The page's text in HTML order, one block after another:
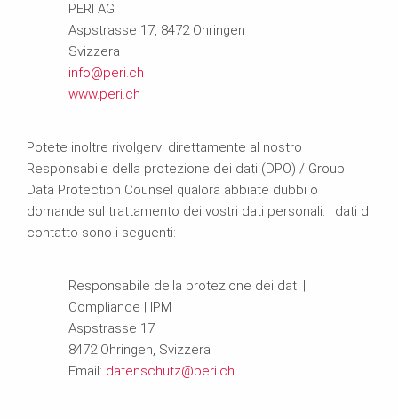
PERI AG
Aspstrasse 17, 8472 Ohringen
Svizzera
info@peri.ch
www.peri.ch
Potete inoltre rivolgervi direttamente al nostro
Responsabile della protezione dei dati (DPO) / Group
Data Protection Counsel qualora abbiate dubbi o
domande sul trattamento dei vostri dati personali. I dati di
contatto sono i seguenti:
Responsabile della protezione dei dati |
Compliance | IPM
Aspstrasse 17
8472 Ohringen, Svizzera
Email: datenschutz@peri.ch